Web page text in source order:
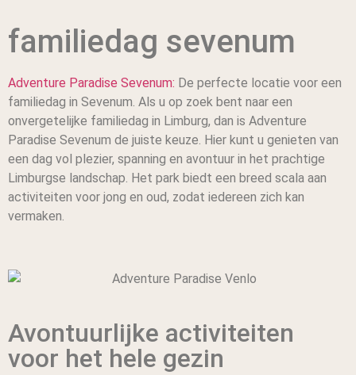
familiedag sevenum
Adventure Paradise Sevenum: De perfecte locatie voor een
familiedag in Sevenum. Als u op zoek bent naar een
onvergetelijke familiedag in Limburg, dan is Adventure
Paradise Sevenum de juiste keuze. Hier kunt u genieten van
een dag vol plezier, spanning en avontuur in het prachtige
Limburgse landschap. Het park biedt een breed scala aan
activiteiten voor jong en oud, zodat iedereen zich kan
vermaken.
Avontuurlijke activiteiten
voor het hele gezin